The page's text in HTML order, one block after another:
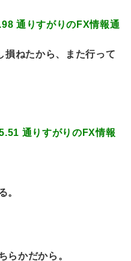
通りすがりのFX情報通
損ねたから、また行って
通りすがりのFX情報
。
らかだから。